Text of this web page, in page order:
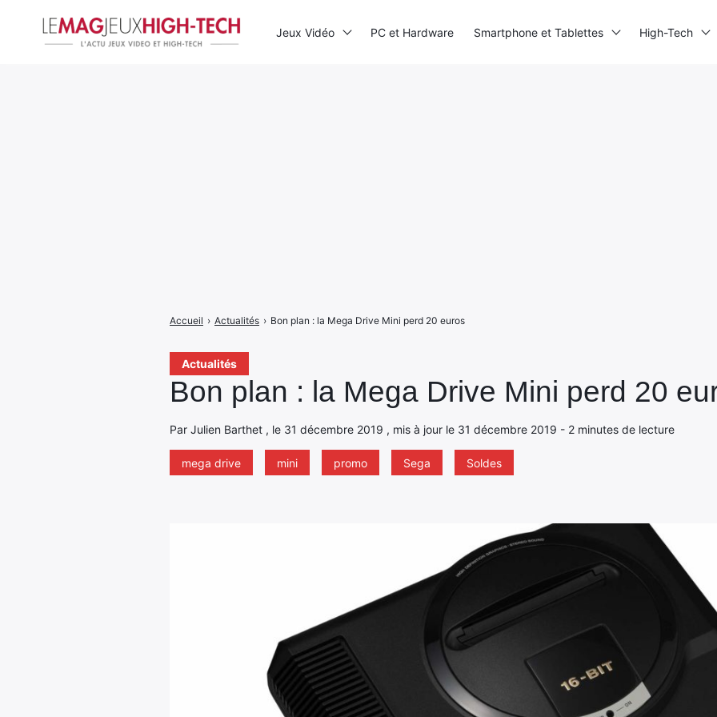
Actualités
Bon plan : la Mega Drive Mini perd 20
Par Julien Barthet , le 31 décembre 2019 , mis à jour le 31 décembre 2019 - 2 minutes de lecture
mega drive mini promo Sega Soldes
Accueil › Actualités › Bon plan : la Mega Drive Mini perd 20 euros
Jeux Vidéo PC et Hardware Smartphone et Tablettes High-Tech